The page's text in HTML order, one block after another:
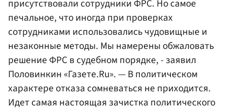
присутствовали сотрудники ФРС. Но самое
печальное, что иногда при проверках
сотрудниками использовались чудовищные и
незаконные методы. Мы намерены обжаловать
решение ФРС в судебном порядке, - заявил
Половинкин «Газете.Ru». — В политическом
характере отказа сомневаться не приходится.
Идет самая настоящая зачистка политического